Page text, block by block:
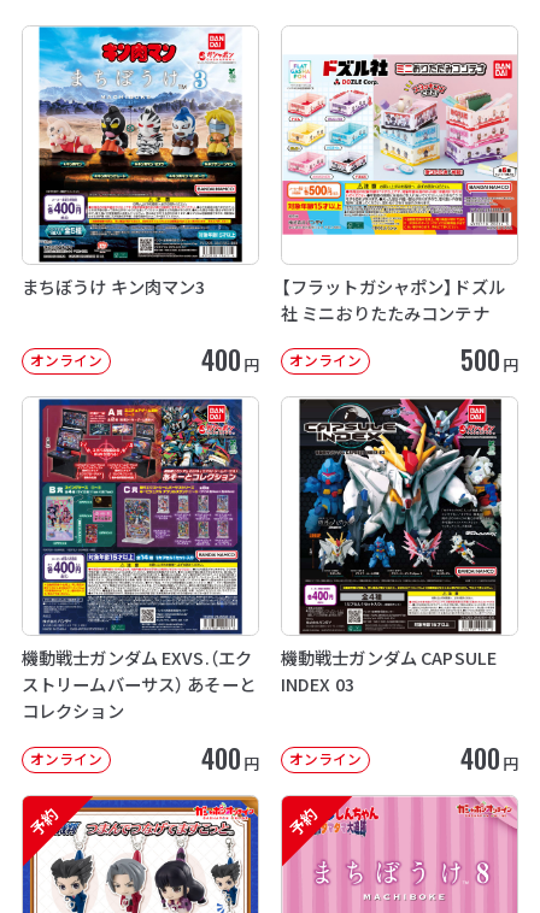
まちぼうけ キン肉マン3
オンライン 400 円
【フラットガシャポン】ドズル
社 ミニおりたたみコンテナ
オンライン 500 円
機動戦士ガンダム EXVS.（エク
ストリームバーサス） あそーと
コレクション
オンライン 400 円
機動戦士ガンダム CAPSULE
INDEX 03
オンライン 400 円
予約 予約